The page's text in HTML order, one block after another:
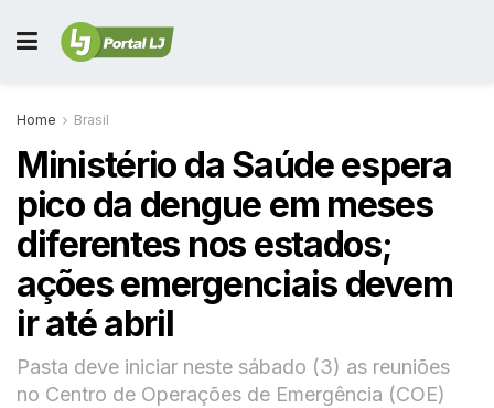
Home Brasil
Ministério da Saúde espera
pico da dengue em meses
diferentes nos estados;
ações emergenciais devem
ir até abril
Pasta deve iniciar neste sábado (3) as reuniões
no Centro de Operações de Emergência (COE)